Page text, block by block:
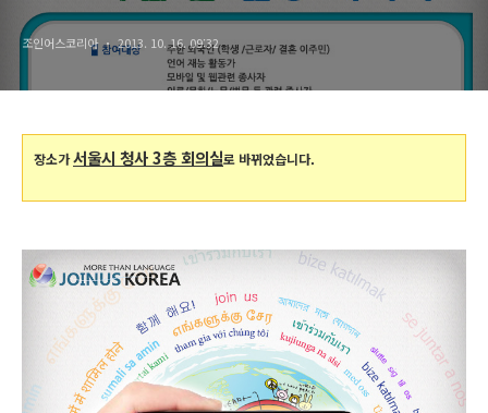
조인어스코리아 2013. 10. 16. 09:32
장소가서울시 청사 3층 회의실로 바뀌었습니다.